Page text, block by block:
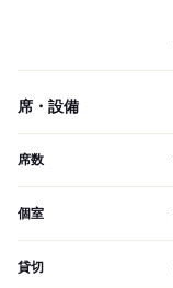
席・設備
席数
個室
貸切